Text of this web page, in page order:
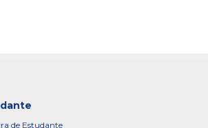
de Estudante